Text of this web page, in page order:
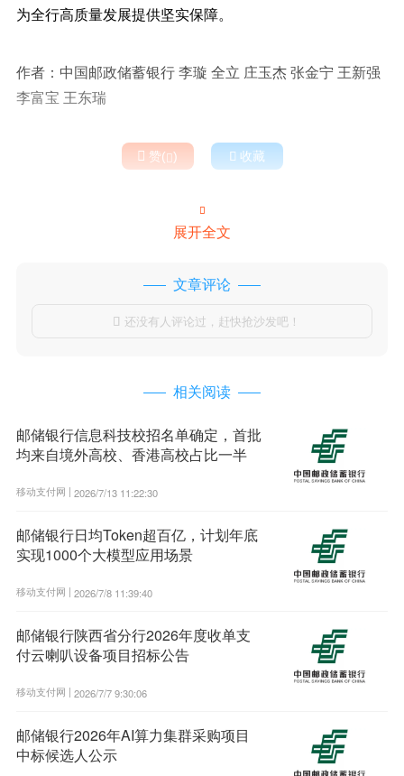
为全行高质量发展提供坚实保障。
作者：中国邮政储蓄银行 李璇 全立 庄玉杰 张金宁 王新强
李富宝 王东瑞
 赞()  收藏

展开全文
文章评论
 还没有人评论过，赶快抢沙发吧！
相关阅读
邮储银行信息科技校招名单确定，首批
均来自境外高校、香港高校占比一半
移动支付网 | 2026/7/13 11:22:30
邮储银行日均Token超百亿，计划年底
实现1000个大模型应用场景
移动支付网 | 2026/7/8 11:39:40
邮储银行陕西省分行2026年度收单支
付云喇叭设备项目招标公告
移动支付网 | 2026/7/7 9:30:06
邮储银行2026年AI算力集群采购项目
中标候选人公示